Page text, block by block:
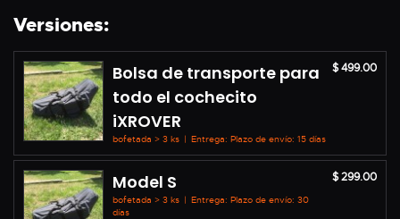
Versiones:
Bolsa de transporte para
todo el cochecito
iXROVER
bofetada > 3 ks | Entrega: Plazo de envío: 15 días
$ 499.00
Model S
bofetada > 3 ks | Entrega: Plazo de envío: 30
días
$ 299.00